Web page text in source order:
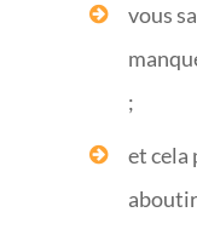
vous
;
et